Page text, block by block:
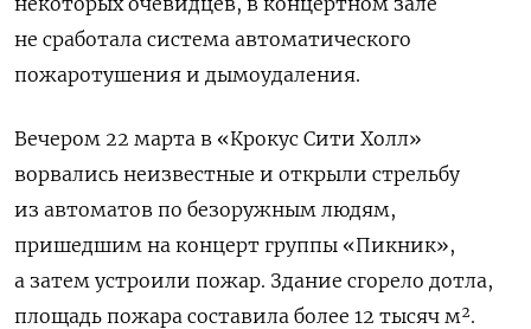
не сработала система автоматического
пожаротушения и дымоудаления.
Вечером 22 марта в «Крокус Сити Холл»
ворвались неизвестные и открыли стрельбу
из автоматов по безоружным людям,
пришедшим на концерт группы «Пикник»,
а затем устроили пожар. Здание сгорело дотла,
площадь пожара составила более 12 тысяч м².